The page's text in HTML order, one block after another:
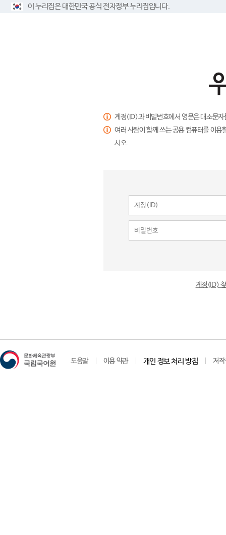
이 누리집은 대한민국 공식 전자정부 누리집입니다.
계정(ID)과 비밀번호에서 영문은 대소문
여러 사람이 함께 쓰는 공용 컴퓨터를 이
시오.
계정(ID)
도움말 이용 약관 개인 정보 처리 방침 저